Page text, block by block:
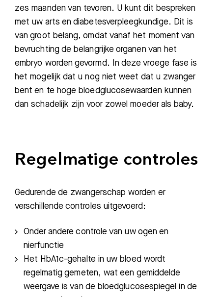
zes maanden van tevoren. U kunt dit bespreken
met uw arts en diabetesverpleegkundige. Dit is
van groot belang, omdat vanaf het moment van
bevruchting de belangrijke organen van het
embryo worden gevormd. In deze vroege fase is
het mogelijk dat u nog niet weet dat u zwanger
bent en te hoge bloedglucosewaarden kunnen
dan schadelijk zijn voor zowel moeder als baby.
Regelmatige controles
Gedurende de zwangerschap worden er
verschillende controles uitgevoerd:
Onder andere controle van uw ogen en
nierfunctie
Het HbA1c-gehalte in uw bloed wordt
regelmatig gemeten, wat een gemiddelde
weergave is van de bloedglucosespiegel in de